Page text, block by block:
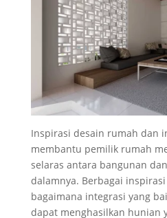
Inspirasi desain rumah dan
membantu pemilik rumah
selaras antara bangunan
dalamnya. Berbagai
bagaimana integrasi yang
dapat menghasilkan hunian